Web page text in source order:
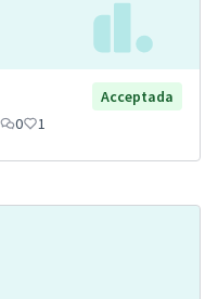
Acceptada
0 1